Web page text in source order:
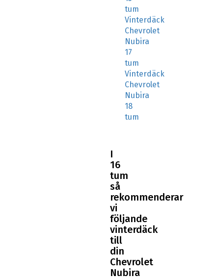
tum
Vinterdäck
Chevrolet
Nubira
17
tum
Vinterdäck
Chevrolet
Nubira
18
tum
I
16
tum
så
rekommenderar
vi
följande
vinterdäck
till
din
Chevrolet
Nubira